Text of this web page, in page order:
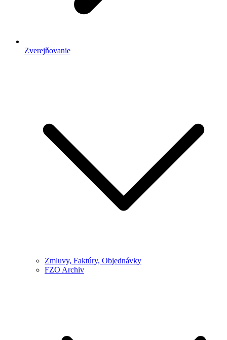
Zverejňovanie
Zmluvy, Faktúry, Objednávky
FZO Archiv